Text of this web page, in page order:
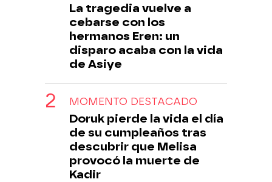
La tragedia vuelve a
cebarse con los
hermanos Eren: un
disparo acaba con la vida
de Asiye
MOMENTO DESTACADO
Doruk pierde la vida el día
de su cumpleaños tras
descubrir que Melisa
provocó la muerte de
Kadir